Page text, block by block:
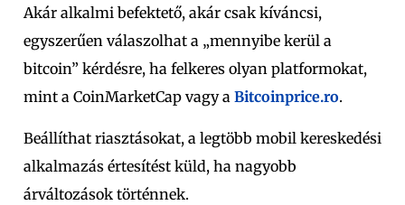
Akár alkalmi befektető, akár csak kíváncsi,
egyszerűen válaszolhat a „mennyibe kerül a
bitcoin” kérdésre, ha felkeres olyan platformokat,
mint a CoinMarketCap vagy a Bitcoinprice.ro.
Beállíthat riasztásokat, a legtöbb mobil kereskedési
alkalmazás értesítést küld, ha nagyobb
árváltozások történnek.